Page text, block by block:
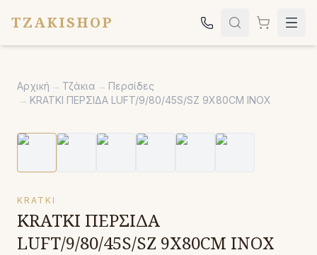
TZAKISHOP
Σόμπες
Κήπος
Εκκλησιαστικά
Σχετικά
Αρχική → Τζάκια → Περσίδες
→ KRATKI ΠΕΡΣΙΔΑ LUFT/9/80/45S/SZ 9X80CM INOX
KRATKI
KRATKI ΠΕΡΣΙΔΑ
LUFT/9/80/45S/SZ 9X80CM INOX